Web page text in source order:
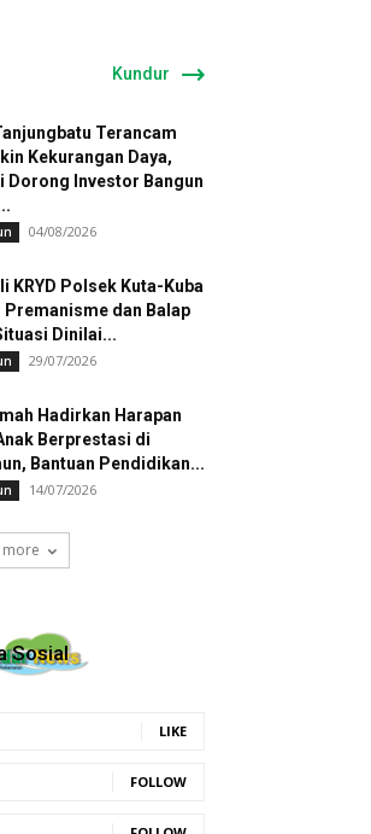
Kundur
Terancam
Kekurangan Daya,
Dorong Investor Bangun
04/08/2026
KRYD Polsek Kuta-Kuba
Premanisme dan Balap
Dinilai...
29/07/2026
Hadirkan Harapan
Berprestasi di
Bantuan Pendidikan...
14/07/2026
Sosial
LIKE
FOLLOW